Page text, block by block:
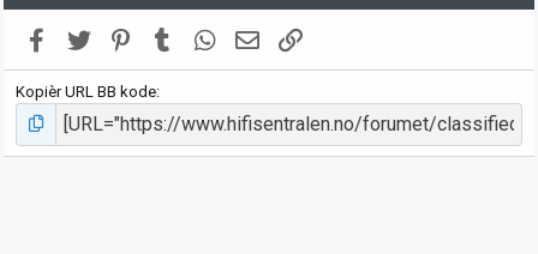
Facebook
Twitter PinterestTumblr WhatsApp
E-postLink
Kopièr URL BB kode